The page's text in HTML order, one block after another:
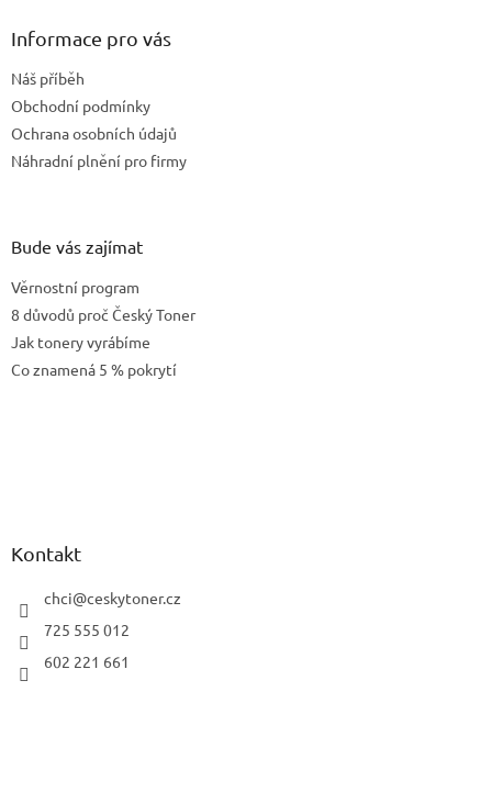
Informace pro vás
Náš příběh
Obchodní podmínky
Ochrana osobních údajů
Náhradní plnění pro firmy
Bude vás zajímat
Věrnostní program
8 důvodů proč Český Toner
Jak tonery vyrábíme
Co znamená 5 % pokrytí
Kontakt
chci@ceskytoner.cz
725 555 012
602 221 661